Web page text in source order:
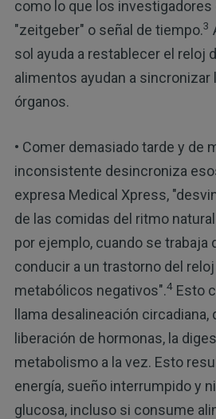
como lo que los investigadores
"zeitgeber" o señal de tiempo.3
sol ayuda a restablecer el reloj
alimentos ayudan a
órganos.
• Comer demasiado tarde y de
inconsistente desincroniza
expresa Medical Xpress,
de las comidas del ritmo
por ejemplo, cuando se trabaja
conducir a un trastorno del
metabólicos negativos".4Esto
llama desalineación circadiana,
liberación de hormonas, la
metabolismo a la vez. Esto
energía, sueño interrumpido y
glucosa, incluso si consume